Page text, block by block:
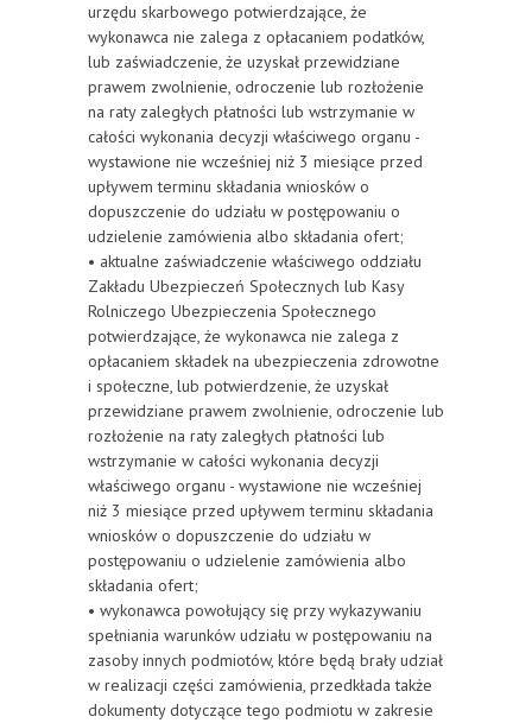
urzędu skarbowego potwierdzające, że
wykonawca nie zalega z opłacaniem podatków,
lub zaświadczenie, że uzyskał przewidziane
prawem zwolnienie, odroczenie lub rozłożenie
na raty zaległych płatności lub wstrzymanie w
całości wykonania decyzji właściwego organu -
wystawione nie wcześniej niż 3 miesiące przed
upływem terminu składania wniosków o
dopuszczenie do udziału w postępowaniu o
udzielenie zamówienia albo składania ofert;
• aktualne zaświadczenie właściwego oddziału
Zakładu Ubezpieczeń Społecznych lub Kasy
Rolniczego Ubezpieczenia Społecznego
potwierdzające, że wykonawca nie zalega z
opłacaniem składek na ubezpieczenia zdrowotne
i społeczne, lub potwierdzenie, że uzyskał
przewidziane prawem zwolnienie, odroczenie lub
rozłożenie na raty zaległych płatności lub
wstrzymanie w całości wykonania decyzji
właściwego organu - wystawione nie wcześniej
niż 3 miesiące przed upływem terminu składania
wniosków o dopuszczenie do udziału w
postępowaniu o udzielenie zamówienia albo
składania ofert;
• wykonawca powołujący się przy wykazywaniu
spełniania warunków udziału w postępowaniu na
zasoby innych podmiotów, które będą brały udział
w realizacji części zamówienia, przedkłada także
dokumenty dotyczące tego podmiotu w zakresie